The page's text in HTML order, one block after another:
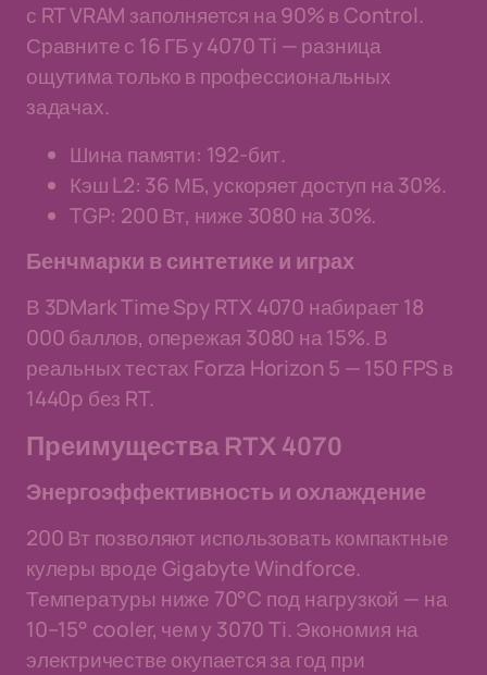
с RT VRAM заполняется на 90% в Control.
Сравните с 16 ГБ у 4070 Ti — разница
ощутима только в профессиональных
задачах.
Шина памяти: 192-бит.
Кэш L2: 36 МБ, ускоряет доступ на 30%.
TGP: 200 Вт, ниже 3080 на 30%.
Бенчмарки в синтетике и играх
В 3DMark Time Spy RTX 4070 набирает 18
000 баллов, опережая 3080 на 15%. В
реальных тестах Forza Horizon 5 — 150 FPS в
1440p без RT.
Преимущества RTX 4070
Энергоэффективность и охлаждение
200 Вт позволяют использовать компактные
кулеры вроде Gigabyte Windforce.
Температуры ниже 70°C под нагрузкой — на
10–15° cooler, чем у 3070 Ti. Экономия на
электричестве окупается за год при